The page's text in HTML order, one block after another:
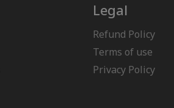
Legal
Refund Policy
Terms of use
Privacy Policy